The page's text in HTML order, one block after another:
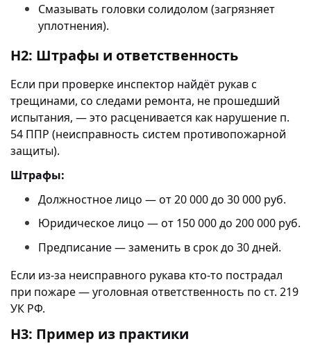
Смазывать головки солидолом (загрязняет
уплотнения).
H2: Штрафы и ответственность
Если при проверке инспектор найдёт рукав с
трещинами, со следами ремонта, не прошедший
испытания, — это расценивается как нарушение п.
54 ППР (неисправность систем противопожарной
защиты).
Штрафы:
Должностное лицо — от 20 000 до 30 000 руб.
Юридическое лицо — от 150 000 до 200 000 руб.
Предписание — заменить в срок до 30 дней.
Если из-за неисправного рукава кто-то пострадал
при пожаре — уголовная ответственность по ст. 219
УК РФ.
H3: Пример из практики